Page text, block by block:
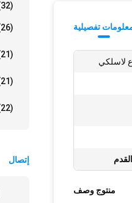
(32)
(26)
(21)
(21)
(22)
إتصال
تفصيلية
منتوج وصف